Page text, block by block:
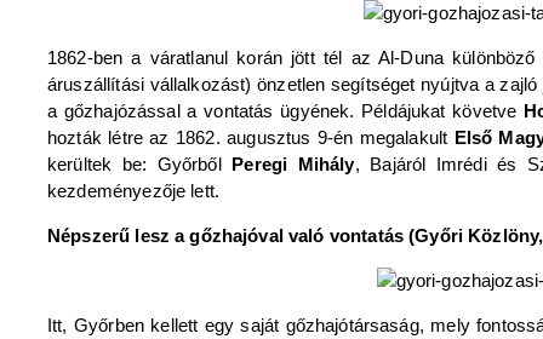
1862-ben a váratlanul korán jött tél az Al-Duna
áruszállítási vállalkozást) önzetlen segítséget nyújtva a
a gőzhajózással a vontatás ügyének. Példájukat követve
hozták létre az 1862. augusztus 9-én megalakult Első
kerültek be: Győrből Peregi Mihály, Bajáról Imrédi és
kezdeményezője lett.
Népszerű lesz a gőzhajóval való vontatás (Győri
Itt, Győrben kellett egy saját gőzhajótársaság, mely